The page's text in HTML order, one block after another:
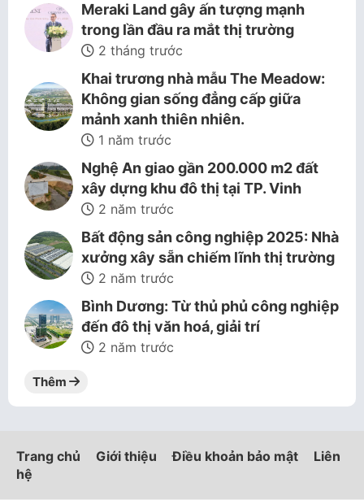
Meraki Land gây ấn tượng mạnh
trong lần đầu ra mắt thị trường
2 tháng trước
Khai trương nhà mẫu The Meadow:
Không gian sống đẳng cấp giữa
mảnh xanh thiên nhiên.
1 năm trước
Nghệ An giao gần 200.000 m2 đất
xây dựng khu đô thị tại TP. Vinh
2 năm trước
Bất động sản công nghiệp 2025: Nhà
xưởng xây sẵn chiếm lĩnh thị trường
2 năm trước
Bình Dương: Từ thủ phủ công nghiệp
đến đô thị văn hoá, giải trí
2 năm trước
Thêm
Trang chủ Giới thiệu Điều khoản bảo mật
Liên
hệ